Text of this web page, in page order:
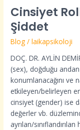
Cinsiyet
Şiddet
Blog /laikapsikoloji
DOÇ. DR. AYLİN
(sex), doğduğu
konumlanacağını ve
etkileyen/belirleyen
cinsiyet (gender) ise
değerler vb.
ayrılan/
Cinsiyet
Rolleri,
Ayrımcılık
ve
Şiddet